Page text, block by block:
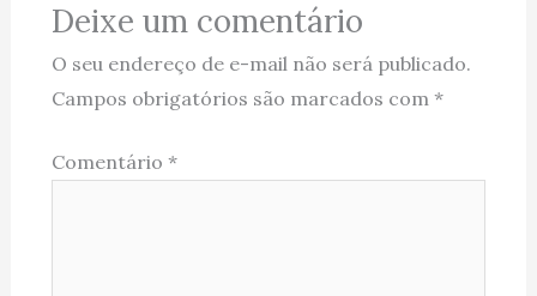
Deixe um comentário
O seu endereço de e-mail não será publicado.
Campos obrigatórios são marcados com *
Comentário *